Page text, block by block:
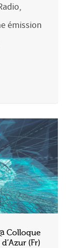
émission
Colloque
(Fr)